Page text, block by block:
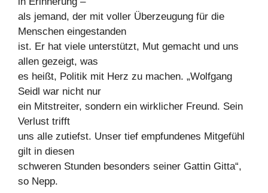
als jemand, der mit voller Überzeugung für die
Menschen eingestanden
ist. Er hat viele unterstützt, Mut gemacht und uns
allen gezeigt, was
es heißt, Politik mit Herz zu machen. „Wolfgang
Seidl war nicht nur
ein Mitstreiter, sondern ein wirklicher Freund. Sein
Verlust trifft
uns alle zutiefst. Unser tief empfundenes Mitgefühl
gilt in diesen
schweren Stunden besonders seiner Gattin Gitta“,
so Nepp.